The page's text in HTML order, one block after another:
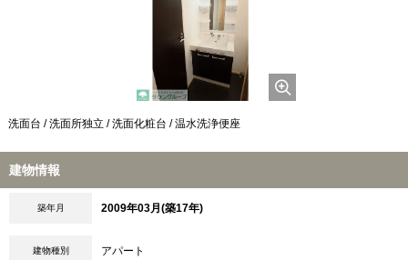
洗面台 / 洗面所独立 / 洗面化粧台 / 温水洗浄便座
建物情報
築年月 2009年03月(築17年)
建物種別 アパート